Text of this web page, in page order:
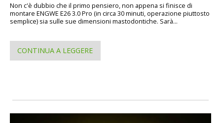
Non c'è dubbio che il primo pensiero, non appena si finisce di
montare ENGWE E26 3.0 Pro (in circa 30 minuti, operazione piuttosto
semplice) sia sulle sue dimensioni mastodontiche. Sarà...
CONTINUA A LEGGERE